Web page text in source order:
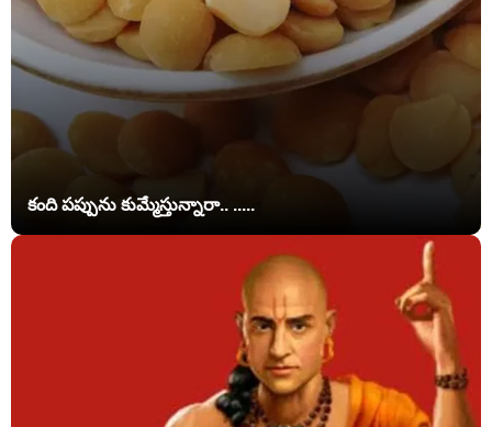
కంది పప్పును కుమ్మేస్తున్నారా.. .....